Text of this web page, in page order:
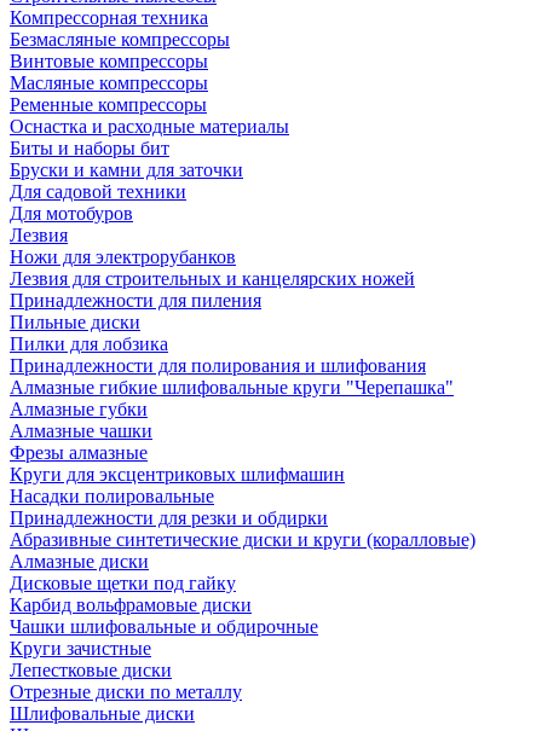
Компрессорная техника
Безмасляные компрессоры
Винтовые компрессоры
Масляные компрессоры
Ременные компрессоры
Оснастка и расходные материалы
Биты и наборы бит
Бруски и камни для заточки
Для садовой техники
Для мотобуров
Лезвия
Ножи для электрорубанков
Лезвия для строительных и канцелярских ножей
Принадлежности для пиления
Пильные диски
Пилки для лобзика
Принадлежности для полирования и шлифования
Алмазные гибкие шлифовальные круги "Черепашка"
Алмазные губки
Алмазные чашки
Фрезы алмазные
Круги для эксцентриковых шлифмашин
Насадки полировальные
Принадлежности для резки и обдирки
Абразивные синтетические диски и круги (коралловые)
Алмазные диски
Дисковые щетки под гайку
Карбид вольфрамовые диски
Чашки шлифовальные и обдирочные
Круги зачистные
Лепестковые диски
Отрезные диски по металлу
Шлифовальные диски